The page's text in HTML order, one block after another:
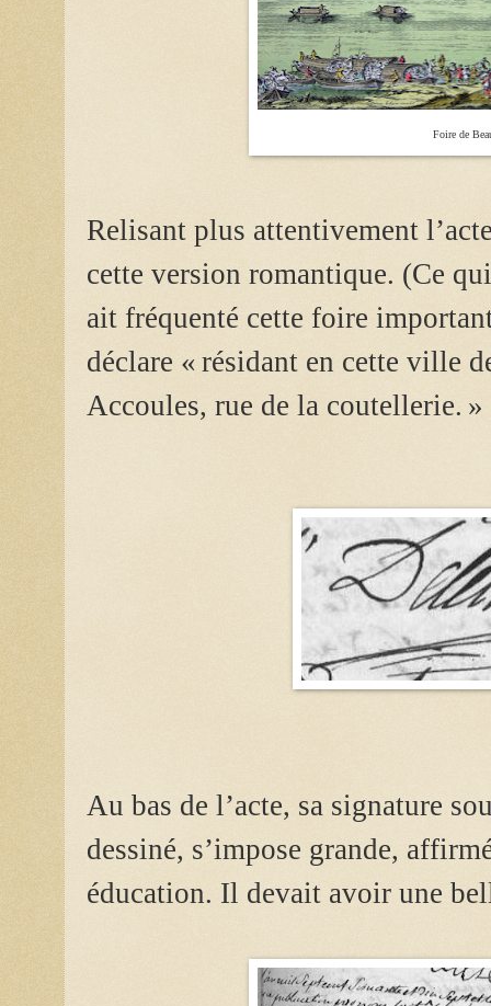
Foire de
Relisant plus attentivement
cette version romantique. (Ce
ait fréquenté cette foire
déclare « résidant en cette ville
Accoules, rue de la coutellerie. »
Au bas de l’acte, sa signature
dessiné, s’impose grande,
éducation. Il devait avoir une